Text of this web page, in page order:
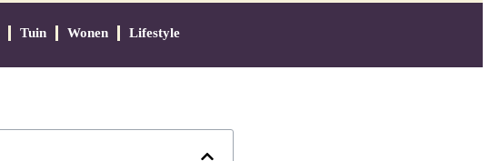
Tuin Wonen Lifestyle